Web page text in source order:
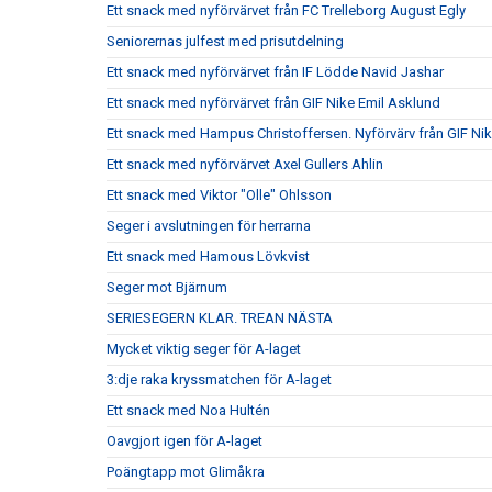
Ett snack med nyförvärvet från FC Trelleborg August Egly
Seniorernas julfest med prisutdelning
Ett snack med nyförvärvet från IF Lödde Navid Jashar
Ett snack med nyförvärvet från GIF Nike Emil Asklund
Ett snack med Hampus Christoffersen. Nyförvärv från GIF
Ett snack med nyförvärvet Axel Gullers Ahlin
Ett snack med Viktor "Olle" Ohlsson
Seger i avslutningen för herrarna
Ett snack med Hamous Lövkvist
Seger mot Bjärnum
SERIESEGERN KLAR. TREAN NÄSTA
Mycket viktig seger för A-laget
3:dje raka kryssmatchen för A-laget
Ett snack med Noa Hultén
Oavgjort igen för A-laget
Poängtapp mot Glimåkra